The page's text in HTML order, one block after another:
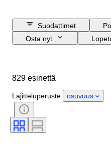
Suodattimet
Osta nyt
Alkuperämaa
Extrat
Aihe
Tekniikka
Painos
829 esinettä
Lajitteluperuste osuvuus